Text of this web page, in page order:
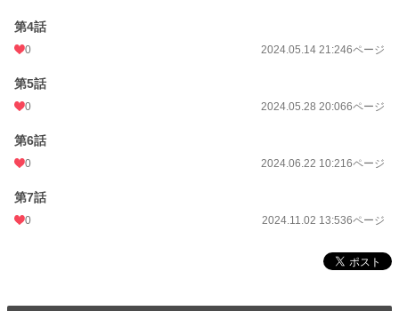
第4話
0 2024.05.14 21:246ページ
第5話
0 2024.05.28 20:066ページ
第6話
0 2024.06.22 10:216ページ
第7話
0 2024.11.02 13:536ページ